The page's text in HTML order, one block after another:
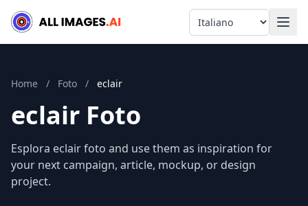
Language
Home / Foto / eclair
eclair Foto
Esplora eclair foto and use them as inspiration for
your next campaign, article, mockup, or design
project.